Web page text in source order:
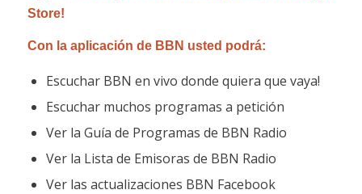
Store!
Con la aplicación de BBN usted podrá:
Escuchar BBN en vivo donde quiera que vaya!
Escuchar muchos programas a petición
Ver la Guía de Programas de BBN Radio
Ver la Lista de Emisoras de BBN Radio
Ver las actualizaciones BBN Facebook